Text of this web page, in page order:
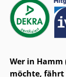
Wer in Hamm
möchte, fährt